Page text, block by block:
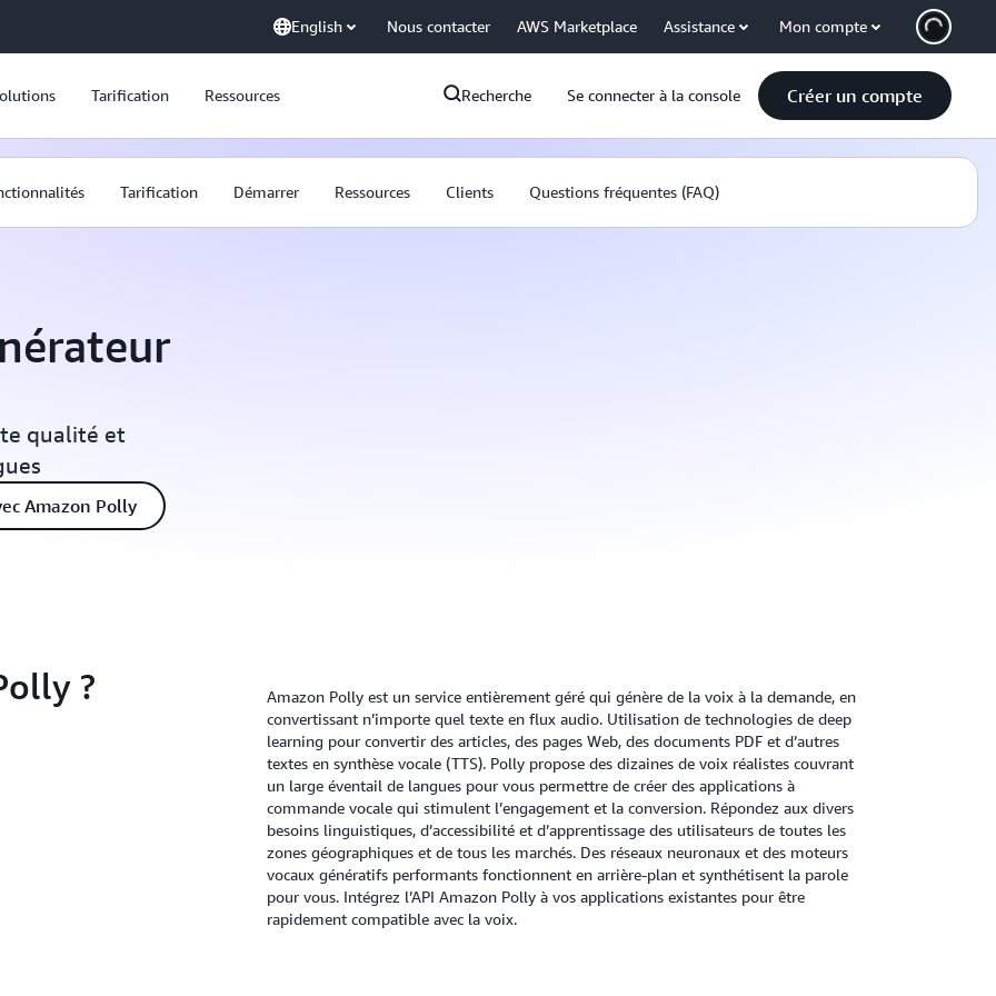
English Nous contacter AWS Marketplace Assistance Mon compte
Tarification Ressources Recherche Se connecter à la console Créer un compte
Tarification Démarrer Ressources Clients Questions fréquentes (FAQ)
qualité et
Amazon Polly
?
Amazon Polly est un service entièrement géré qui génère de la voix à la demande, en
convertissant n’importe quel texte en flux audio. Utilisation de technologies de deep
learning pour convertir des articles, des pages Web, des documents PDF et d’autres
textes en synthèse vocale (TTS). Polly propose des dizaines de voix réalistes couvrant
un large éventail de langues pour vous permettre de créer des applications à
commande vocale qui stimulent l’engagement et la conversion. Répondez aux divers
besoins linguistiques, d’accessibilité et d’apprentissage des utilisateurs de toutes les
zones géographiques et de tous les marchés. Des réseaux neuronaux et des moteurs
vocaux génératifs performants fonctionnent en arrière-plan et synthétisent la parole
pour vous. Intégrez l’API Amazon Polly à vos applications existantes pour être
rapidement compatible avec la voix.